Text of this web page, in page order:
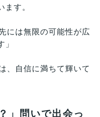
ます。
には無限の可能性が広
」
、自信に満ちて輝いて
」問いで出会っ